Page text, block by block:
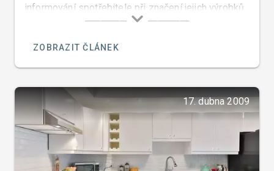
informování spotřebitele při značení jejich výrobků.
V § 9 je zároveň stanovena povinnost řádně
tedy jejich složení.
ZOBRAZIT ČLÁNEK
17. dubna 2009